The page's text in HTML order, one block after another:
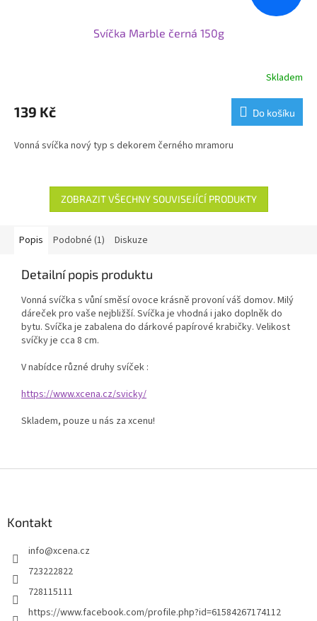
Svíčka Marble černá 150g
Skladem
139 Kč Do košíku
Vonná svíčka nový typ s dekorem černého mramoru
ZOBRAZIT VŠECHNY SOUVISEJÍCÍ PRODUKTY
Popis Podobné (1) Diskuze
Detailní popis produktu
Vonná svíčka s vůní směsí ovoce krásně provoní váš domov. Milý
dáreček pro vaše nejbližší. Svíčka je vhodná i jako doplněk do
bytu. Svíčka je zabalena do dárkové papírové krabičky. Velikost
svíčky je cca 8 cm.
V nabídce různé druhy svíček :
https://www.xcena.cz/svicky/
Skladem, pouze u nás za xcenu!
Kontakt
info@xcena.cz
723222822
728115111
https://www.facebook.com/profile.php?id=61584267174112